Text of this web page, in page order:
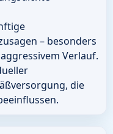
– besonders
Verlauf.
die